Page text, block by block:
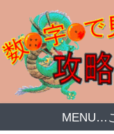
MENU…